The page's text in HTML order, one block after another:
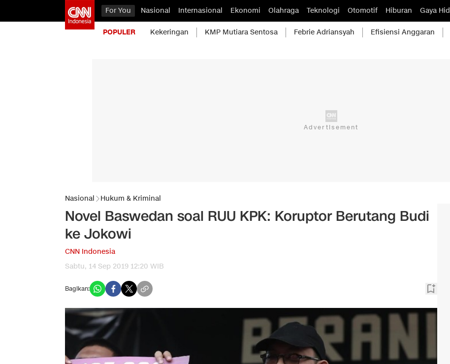
For You Nasional Internasional Ekonomi Olahraga Teknologi Otomotif Hiburan Gaya
POPULER Kekeringan KMP Mutiara Sentosa Febrie Adriansyah Efisiensi Anggaran
Nasional Hukum & Kriminal
Novel Baswedan soal RUU KPK: Koruptor Berutang Budi
ke Jokowi
CNN Indonesia
Sabtu, 14 Sep 2019 12:20 WIB
Bagikan: